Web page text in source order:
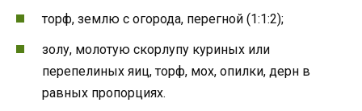
торф, землю с огорода, перегной (1:1:2);
золу, молотую скорлупу куриных или
перепелиных яиц, торф, мох, опилки, дерн в
равных пропорциях.